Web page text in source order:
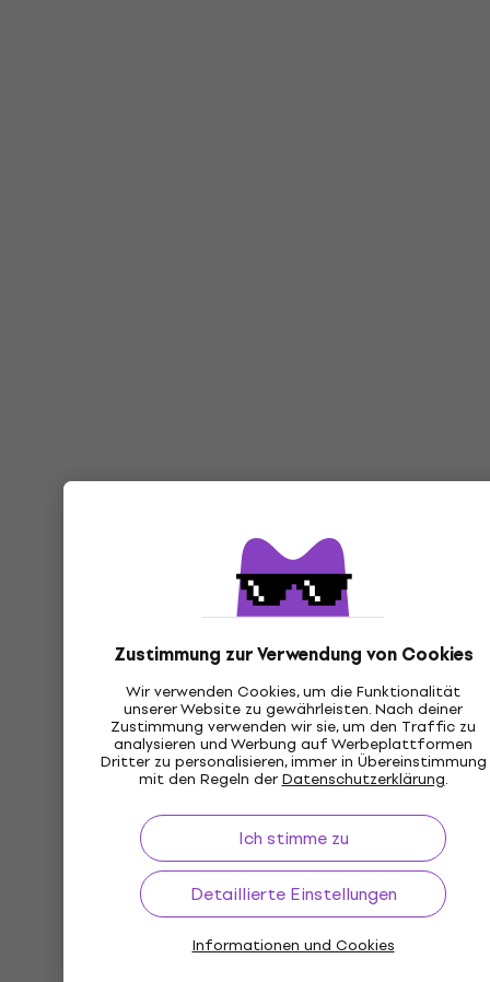
Zustimmung zur Verwendung von Cookies
Wir verwenden Cookies, um die Funktionalität
unserer Website zu gewährleisten. Nach deiner
Zustimmung verwenden wir sie, um den Traffic zu
analysieren und Werbung auf Werbeplattformen
Dritter zu personalisieren, immer in Übereinstimmung
mit den Regeln derDatenschutzerklärung.
Ich stimme zu
Detaillierte Einstellungen
Informationen und Cookies